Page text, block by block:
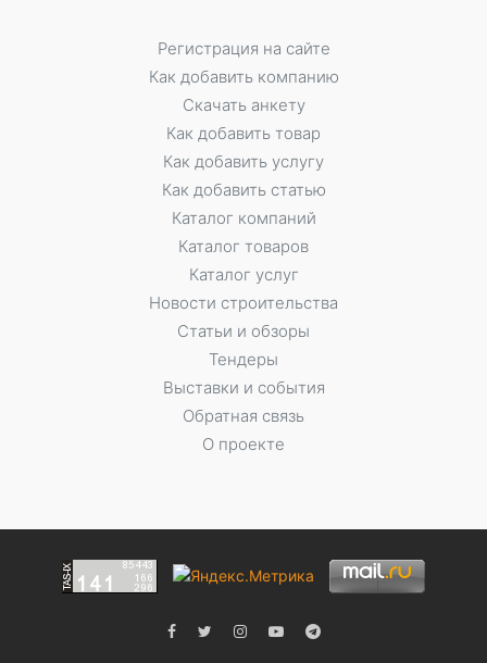
Регистрация на сайте
Как добавить компанию
Скачать анкету
Как добавить товар
Как добавить услугу
Как добавить статью
Каталог компаний
Каталог товаров
Каталог услуг
Новости строительства
Статьи и обзоры
Тендеры
Выставки и события
Обратная связь
О проекте